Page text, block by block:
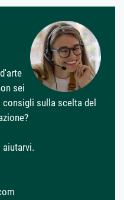
sei
sulla scelta del